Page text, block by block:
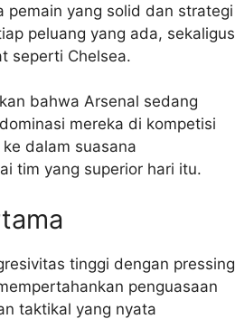
pemain yang solid dan strategi
peluang yang ada, sekaligus
seperti Chelsea.
bahwa Arsenal sedang
mereka di kompetisi
dalam suasana
tim yang superior hari itu.
tinggi dengan pressing
penguasaan
taktikal yang nyata